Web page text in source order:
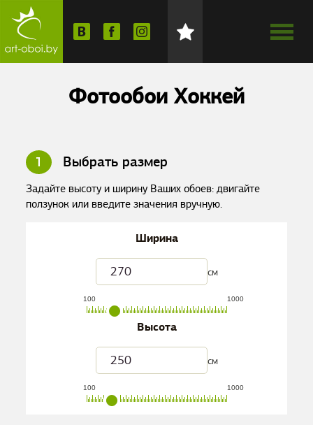
Фотообои Хоккей
1 Выбрать размер
Задайте высоту и ширину Ваших обоев: двигайте
ползунок или введите значения вручную.
Ширина
см
100 1000
Высота
см
100 1000